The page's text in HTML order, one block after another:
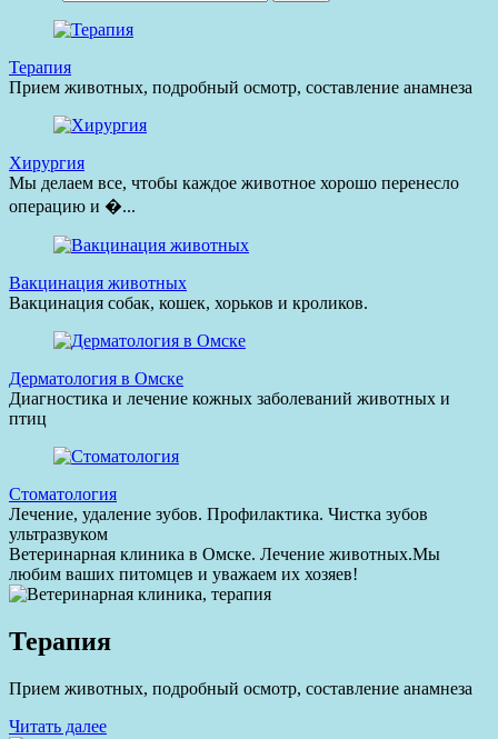
Терапия
Прием животных, подробный осмотр, составление анамнеза
Хирургия
Мы делаем все, чтобы каждое животное хорошо перенесло
операцию и �...
Вакцинация животных
Вакцинация собак, кошек, хорьков и кроликов.
Дерматология в Омске
Диагностика и лечение кожных заболеваний животных и
птиц
Стоматология
Лечение, удаление зубов. Профилактика. Чистка зубов
ультразвуком
Ветеринарная клиника в Омске. Лечение животных.Мы
любим ваших питомцев и уважаем их хозяев!
Терапия
Прием животных, подробный осмотр, составление анамнеза
Читать далее